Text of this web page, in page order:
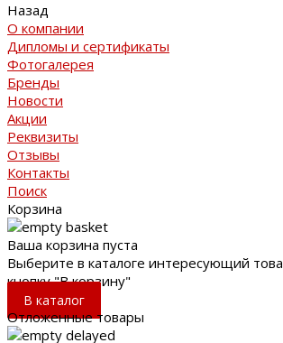
Назад
О компании
Дипломы и сертификаты
Фотогалерея
Бренды
Новости
Акции
Реквизиты
Отзывы
Контакты
Поиск
Корзина
Ваша корзина пуста
Выберите в каталоге интересующий
кнопку "В корзину"
В каталог
Отложенные товары